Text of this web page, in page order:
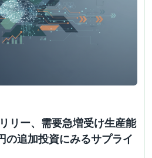
リー、需要急増受け生産能
の追加投資にみるサプライ